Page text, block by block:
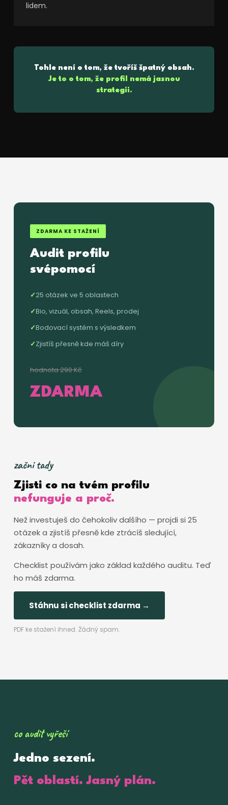
lidem.
Tohle není o tom, že tvoříš špatný obsah.
Je to o tom, že profil nemá jasnou
strategii.
ZDARMA KE STAŽENÍ
Audit profilu
svépomocí
25 otázek ve 5 oblastech
Bio, vizuál, obsah, Reels, prodej
Bodovací systém s výsledkem
Zjistíš přesně kde máš díry
hodnota 290 Kč
ZDARMA
začni tady
Zjisti co na tvém profilu
nefunguje a proč.
Než investuješ do čehokoliv dalšího — projdi si 25
otázek a zjistíš přesně kde ztrácíš sledující,
zákazníky a dosah.
Checklist používám jako základ každého auditu. Teď
ho máš zdarma.
Stáhnu si checklist zdarma →
PDF ke stažení ihned. Žádný spam.
co audit vyřeší
Jedno sezení.
Pět oblastí. Jasný plán.